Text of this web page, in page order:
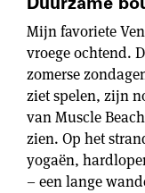
Duurzame
Mijn favoriete
vroege ochtend.
zomerse
ziet spelen, zijn
van Muscle
zien. Op het
yogaën,
– een lange